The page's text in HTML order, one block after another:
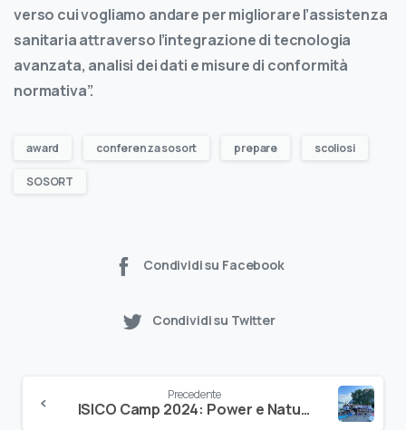
verso cui vogliamo andare per migliorare l’assistenza
sanitaria attraverso l’integrazione di tecnologia
avanzata, analisi dei dati e misure di conformità
normativa”.
award conferenza sosort prepare scoliosi
SOSORT
Condividi su Facebook
Condividi su Twitter
Precedente
ISICO Camp 2024: Power e Natura!